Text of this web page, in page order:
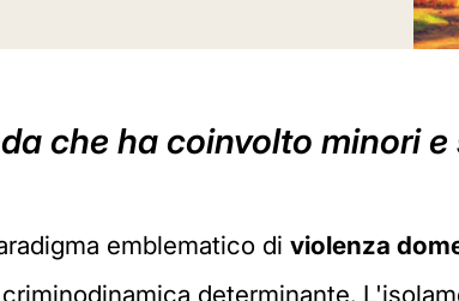
che ha coinvolto minori
emblematico di violenza
determinante.